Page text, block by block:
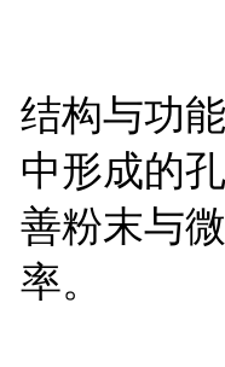
结构与功
中形成的
善粉末与
率。